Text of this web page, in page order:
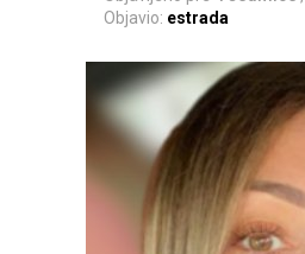
Objavio: estrada